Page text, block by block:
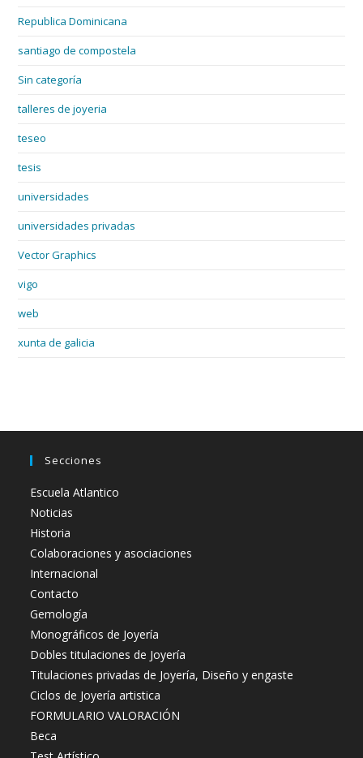
Republica Dominicana
santiago de compostela
Sin categoría
talleres de joyeria
teseo
tesis
universidades
universidades privadas
Vector Graphics
vigo
web
xunta de galicia
Secciones
Escuela Atlantico
Noticias
Historia
Colaboraciones y asociaciones
Internacional
Contacto
Gemología
Monográficos de Joyería
Dobles titulaciones de Joyería
Titulaciones privadas de Joyería, Diseño y engaste
Ciclos de Joyería artistica
FORMULARIO VALORACIÓN
Beca